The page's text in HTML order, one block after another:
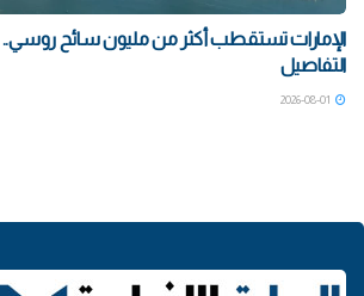
الإمارات تستقطب أكثر من مليون سائح
التفاصيل